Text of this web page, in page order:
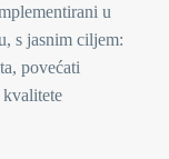
u
s jasnim ciljem:
povećati